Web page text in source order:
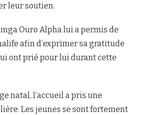
leur soutien.
Ouro Alpha lui a permis de
afin d’exprimer sa gratitude
ont prié pour lui durant cette
natal, l’accueil a pris une
Les jeunes se sont fortement